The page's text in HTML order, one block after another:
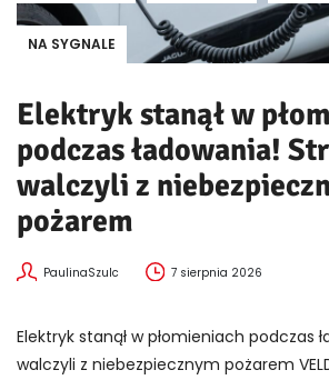
NA SYGNALE
Elektryk stanął w
podczas ładowania!
walczyli z
pożarem
PaulinaSzulc 7 sierpnia 2026
Elektryk stanął w płomieniach podczas
walczyli z niebezpiecznym pożarem